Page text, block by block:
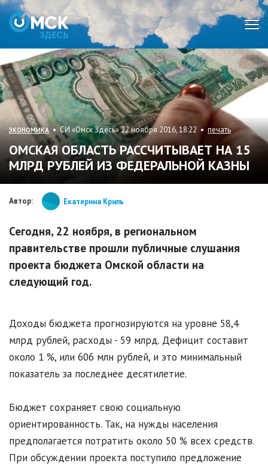
ЭКОНОМИКА • СИ «Омск Здесь» 22 ноября 2016, 18:22 • печать
ОМСКАЯ ОБЛАСТЬ РАССЧИТЫВАЕТ НА 15
МЛРД РУБЛЕЙ ИЗ ФЕДЕРАЛЬНОЙ КАЗНЫ
Автор: Екатерина Криль
Сегодня, 22 ноября, в региональном
правительстве прошли публичные слушания
проекта бюджета Омской области на
следующий год.
Доходы бюджета прогнозируются на уровне 58,4
млрд рублей, расходы - 59 млрд. Дефицит составит
около 1 %, или 606 млн рублей, и это минимальный
показатель за последнее десятилетие.
Бюджет сохраняет свою социальную
ориентированность. Так, на нужды населения
предполагается потратить около 50 % всех средств.
При обсуждении проекта поступило предложение